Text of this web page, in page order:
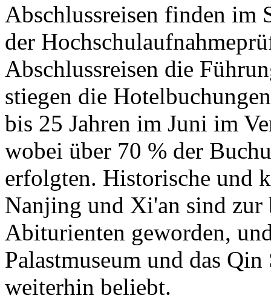
Abschlussreisen finden im
der
Abschlussreisen die
stiegen die
bis 25 Jahren im Juni im
wobei über 70 % der
erfolgten. Historische und
Nanjing und Xi'an sind zur
Abiturienten geworden,
Palastmuseum und das
weiterhin beliebt.